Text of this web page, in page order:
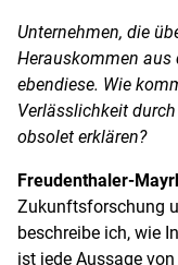
Unternehmen, die
Herauskommen aus
ebendiese. Wie
Verlässlichkeit
obsolet erklären?
Freudenthaler-
Zukunftsforschung
beschreibe ich, wie
ist jede Aussage